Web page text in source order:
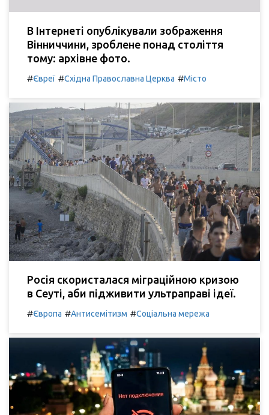
В Інтернеті опублікували зображення
Вінниччини, зроблене понад століття
тому: архівне фото.
#Євреї #Східна Православна Церква #Місто
Росія скористалася міграційною кризою
в Сеуті, аби підживити ультраправі ідеї.
#Європа #Антисемітизм #Соціальна мережа